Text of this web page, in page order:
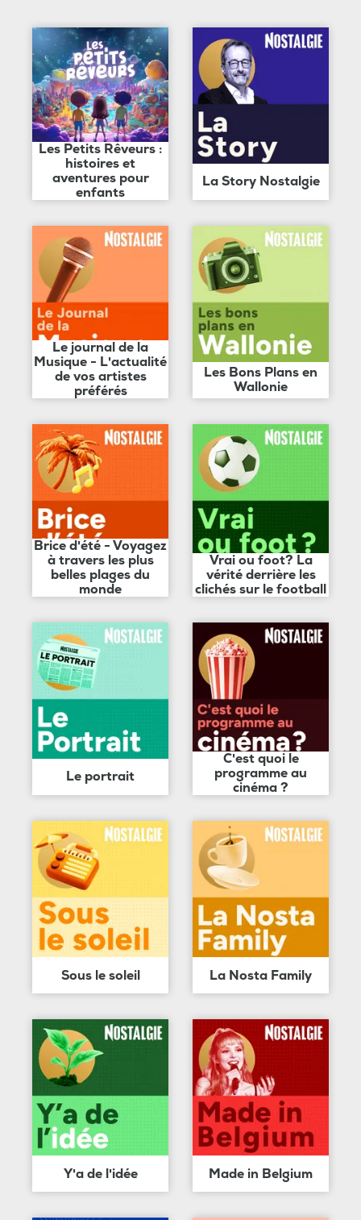
Les Petits Rêveurs :
histoires et
aventures pour
enfants
La Story Nostalgie
Le journal de la
Musique - L'actualité
de vos artistes
préférés
Les Bons Plans en
Wallonie
Brice d'été - Voyagez
à travers les plus
belles plages du
monde
Vrai ou foot? La
vérité derrière les
clichés sur le football
Le portrait
C'est quoi le
programme au
cinéma ?
Sous le soleil La Nosta Family
Y'a de l'idée Made in Belgium